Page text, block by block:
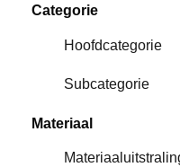
Categorie
Hoofdcategorie
Subcategorie
Materiaal